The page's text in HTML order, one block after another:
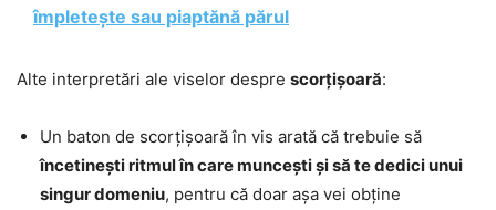
împletește sau piaptănă părul
Alte interpretări ale viselor despre scorțișoară:
Un baton de scorțișoară în vis arată că trebuie să
încetinești ritmul în care muncești și să te dedici unui
singur domeniu, pentru că doar așa vei obține